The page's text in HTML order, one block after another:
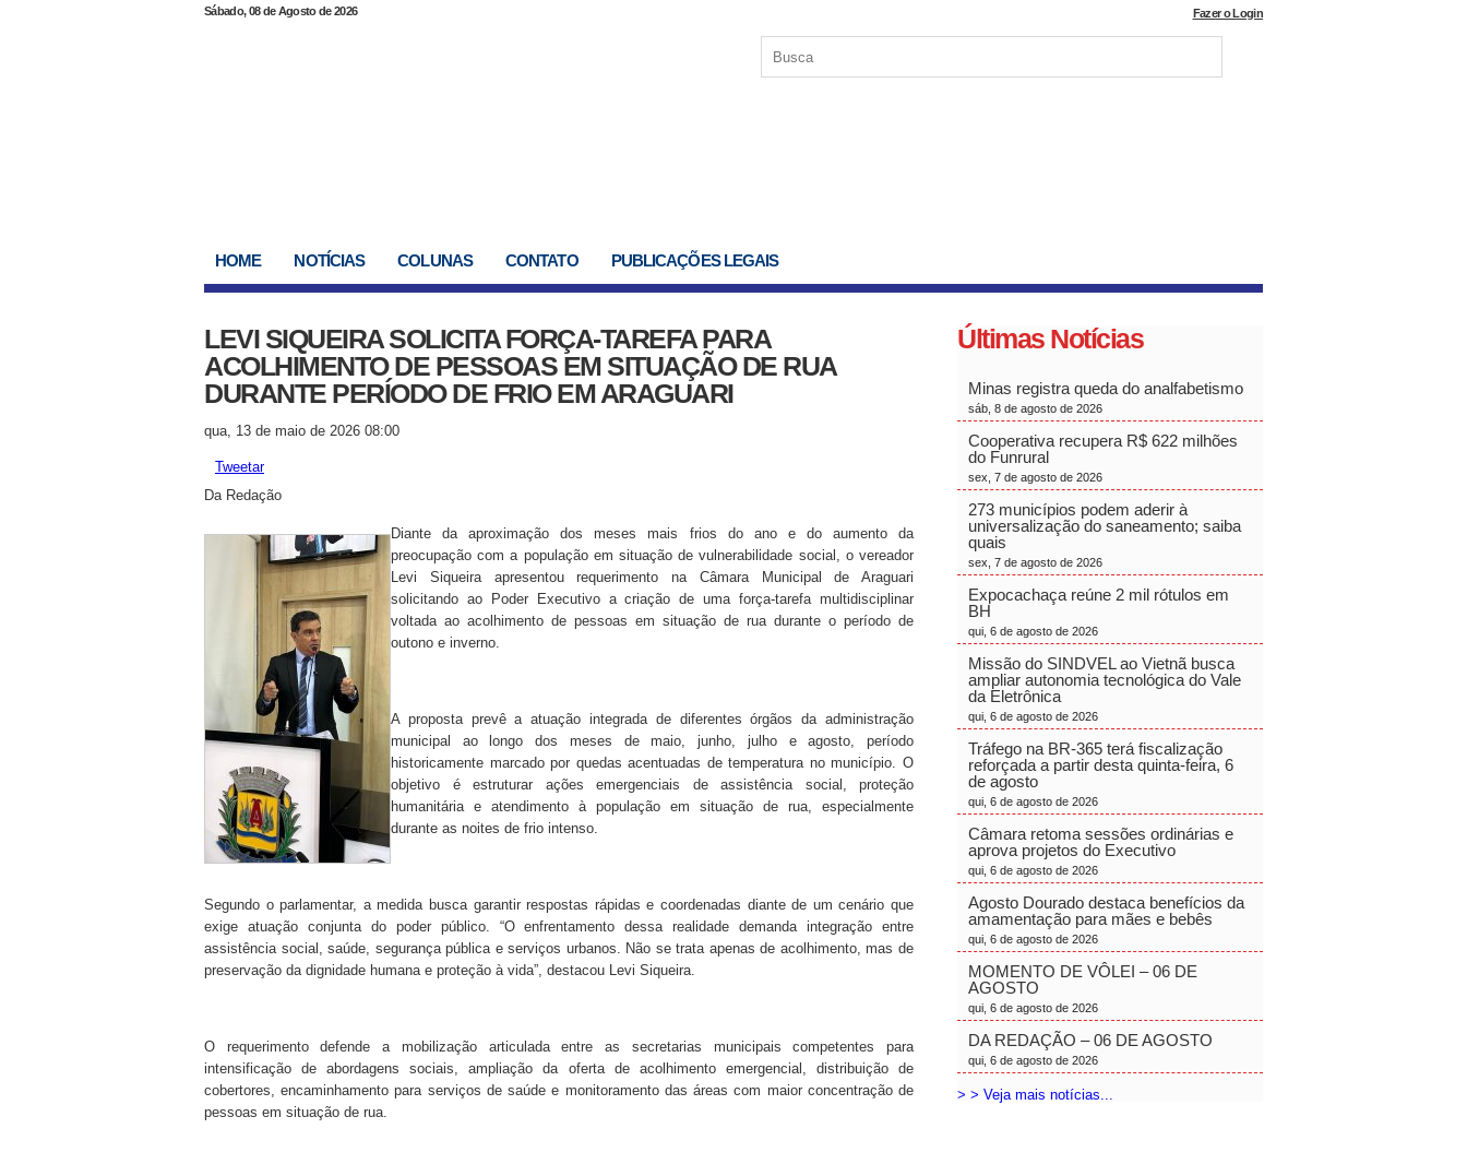
Sábado, 08 de Agosto de 2026 Fazer o Login
HOME NOTÍCIAS COLUNAS CONTATO PUBLICAÇÕES LEGAIS
LEVI SIQUEIRA SOLICITA FORÇA-TAREFA PARA
ACOLHIMENTO DE PESSOAS EM SITUAÇÃO DE RUA
DURANTE PERÍODO DE FRIO EM ARAGUARI
qua, 13 de maio de 2026 08:00
Tweetar
Da Redação
Diante da aproximação dos meses mais frios do ano e do aumento da
preocupação com a população em situação de vulnerabilidade social, o vereador
Levi Siqueira apresentou requerimento na Câmara Municipal de Araguari
solicitando ao Poder Executivo a criação de uma força-tarefa multidisciplinar
voltada ao acolhimento de pessoas em situação de rua durante o período de
outono e inverno.
A proposta prevê a atuação integrada de diferentes órgãos da administração
municipal ao longo dos meses de maio, junho, julho e agosto, período
historicamente marcado por quedas acentuadas de temperatura no município. O
objetivo é estruturar ações emergenciais de assistência social, proteção
humanitária e atendimento à população em situação de rua, especialmente
durante as noites de frio intenso.
Segundo o parlamentar, a medida busca garantir respostas rápidas e coordenadas diante de um cenário que
exige atuação conjunta do poder público. “O enfrentamento dessa realidade demanda integração entre
assistência social, saúde, segurança pública e serviços urbanos. Não se trata apenas de acolhimento, mas de
preservação da dignidade humana e proteção à vida”, destacou Levi Siqueira.
O requerimento defende a mobilização articulada entre as secretarias municipais competentes para
intensificação de abordagens sociais, ampliação da oferta de acolhimento emergencial, distribuição de
cobertores, encaminhamento para serviços de saúde e monitoramento das áreas com maior concentração de
pessoas em situação de rua.
Últimas Notícias
Minas registra queda do analfabetismo
sáb, 8 de agosto de 2026
Cooperativa recupera R$ 622 milhões
do Funrural
sex, 7 de agosto de 2026
273 municípios podem aderir à
universalização do saneamento; saiba
quais
sex, 7 de agosto de 2026
Expocachaça reúne 2 mil rótulos em
BH
qui, 6 de agosto de 2026
Missão do SINDVEL ao Vietnã busca
ampliar autonomia tecnológica do Vale
da Eletrônica
qui, 6 de agosto de 2026
Tráfego na BR-365 terá fiscalização
reforçada a partir desta quinta-feira, 6
de agosto
qui, 6 de agosto de 2026
Câmara retoma sessões ordinárias e
aprova projetos do Executivo
qui, 6 de agosto de 2026
Agosto Dourado destaca benefícios da
amamentação para mães e bebês
qui, 6 de agosto de 2026
MOMENTO DE VÔLEI – 06 DE
AGOSTO
qui, 6 de agosto de 2026
DA REDAÇÃO – 06 DE AGOSTO
qui, 6 de agosto de 2026
> > Veja mais notícias...